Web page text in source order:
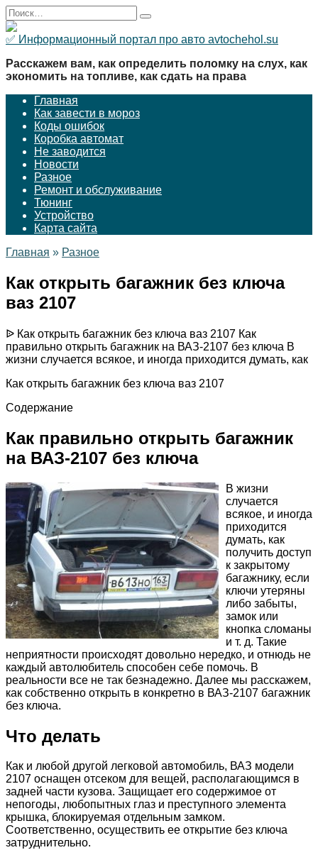
Перейти
к
содержанию
Search
for:
✅ Информационный портал про авто avtochehol.su
Расскажем вам, как определить поломку на слух, как
экономить на топливе, как сдать на права
Главная
Как завести в мороз
Коды ошибок
Коробка автомат
Не заводится
Новости
Разное
Ремонт и обслуживание
Тюнинг
Устройство
Карта сайта
Главная » Разное
Как открыть багажник без ключа
ваз 2107
ᐉ Как открыть багажник без ключа ваз 2107 Как
правильно открыть багажник на ВАЗ-2107 без ключа В
жизни случается всякое, и иногда приходится думать, как
Как открыть багажник без ключа ваз 2107
Содержание
Как правильно открыть багажник
на ВАЗ-2107 без ключа
В жизни
случается
всякое, и иногда
приходится
думать, как
получить доступ
к закрытому
багажнику, если
ключи утеряны
либо забыты,
замок или
кнопка сломаны
и т. д. Такие
неприятности происходят довольно нередко, и отнюдь не
каждый автолюбитель способен себе помочь. В
реальности все не так безнадежно. Далее мы расскажем,
как собственно открыть в конкретно в ВАЗ-2107 багажник
без ключа.
Что делать
Как и любой другой легковой автомобиль, ВАЗ модели
2107 оснащен отсеком для вещей, располагающимся в
задней части кузова. Защищает его содержимое от
непогоды, любопытных глаз и преступного элемента
крышка, блокируемая отдельным замком.
Соответственно, осуществить ее открытие без ключа
затруднительно.